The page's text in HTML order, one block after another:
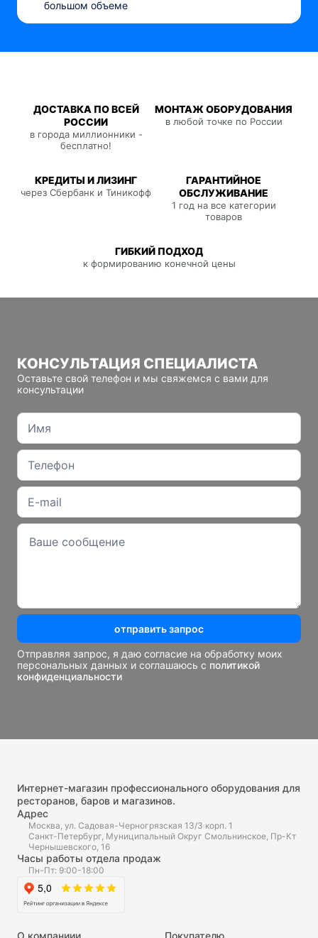
большом объеме
ДОСТАВКА ПО ВСЕЙ
РОССИИ
в города миллионники -
бесплатно!
МОНТАЖ ОБОРУДОВАНИЯ
в любой точке по России
КРЕДИТЫ И ЛИЗИНГ
через Сбербанк и Тиникофф
ГАРАНТИЙНОЕ
ОБСЛУЖИВАНИЕ
1 год на все категории
товаров
ГИБКИЙ ПОДХОД
к формированию конечной цены
КОНСУЛЬТАЦИЯ СПЕЦИАЛИСТА
Оставьте свой телефон и мы свяжемся с вами для
консультации
отправить запрос
Отправляя запрос, я даю согласие на обработку моих
персональных данных и соглашаюсь с политикой
конфиденциальности
Интернет-магазин профессионального оборудования для
ресторанов, баров и магазинов.
Адрес
Москва, ул. Садовая-Черногрязская 13/3 корп. 1
Санкт-Петербург, Муниципальный Округ Смольнинское, Пр-Кт
Чернышевского, 16
Часы работы отдела продаж
Пн-Пт: 9:00-18:00
О компаниии Покупателю